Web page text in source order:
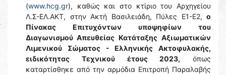
(www.hcg.gr), καθώς και στο κτίριο του Αρχηγείου
Λ.Σ-ΕΛ.ΑΚΤ, στην Ακτή Βασιλειάδη, Πύλες Ε1-Ε2, ο
Πίνακας Επιτυχόντων
υποψηφίων του
Διαγωνισμού Απευθείας Κατάταξης Αξιωματικών
Λιμενικού Σώματος - Ελληνικής Ακτοφυλακής,
ειδικότητας Τεχνικού έτους 2023, όπως
καταρτίσθηκε από την αρμόδια Επιτροπή Παραλαβής